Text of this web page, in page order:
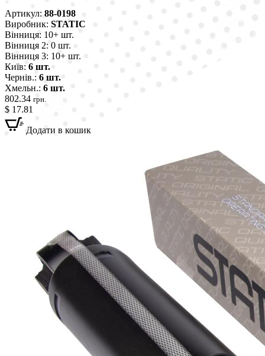
Артикул: 88-0198
Виробник: STATIC
Вінниця: 10+ шт.
Вінниця 2: 0 шт.
Вінниця 3: 10+ шт.
Київ: 6 шт.
Чернів.: 6 шт.
Хмельн.: 6 шт.
802.34 грн.
$ 17.81
Додати в кошик